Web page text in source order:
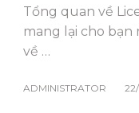
Tổng quan về
mang lại cho
về …
ADMINISTRATOR